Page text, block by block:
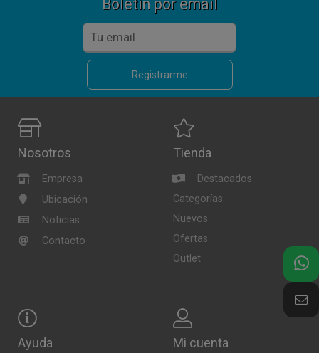
Boletín por email
Registrarme
Nosotros
Empresa
Ubicación
Noticias
Contacto
Tienda
Destacados
Categorías
Nuevos
Ofertas
Outlet
Ayuda Mi cuenta